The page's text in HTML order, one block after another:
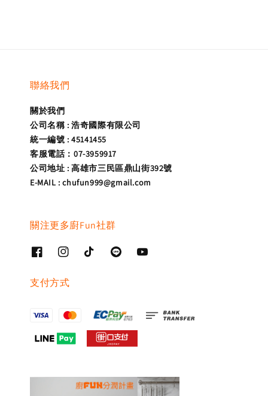
聯絡我們
關於我們
公司名稱 : 浩奇國際有限公司
統一編號 : 45141455
客服電話：07-3959917
公司地址 : 高雄市三民區鼎山街392號
E-MAIL : chufun999@gmail.com
關注更多廚Fun社群
支付方式